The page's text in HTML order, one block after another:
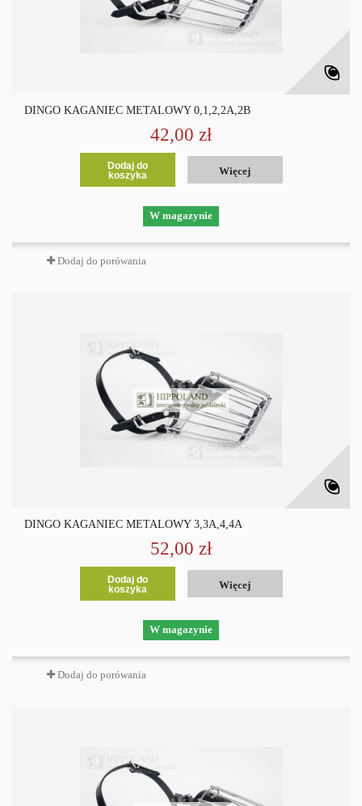
DINGO KAGANIEC METALOWY 0,1,2,2A,2B
42,00 zł
Dodaj do
koszyka
Więcej
W magazynie
Dodaj do porówania
DINGO KAGANIEC METALOWY 3,3A,4,4A
52,00 zł
Dodaj do
koszyka
Więcej
W magazynie
Dodaj do porówania